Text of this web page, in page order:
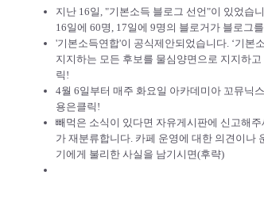
지난 16일, "기본소득 블로그 선언"이 있었습
16일에 60명, 17일에 9명의 블로거가 블로그
'기본소득연합'이 공식제안되었습니다. ‘기본
지지하는 모든 후보를 물심양면으로 지지하
릭!
4월 6일부터 매주 화요일 아카데미아 꼬뮤닉
용은클릭!
빼먹은 소식이 있다면 자유게시판에 신고해
가 재분류합니다. 카페 운영에 대한 의견이나
기에게 불리한 사실을 남기시면(후략)